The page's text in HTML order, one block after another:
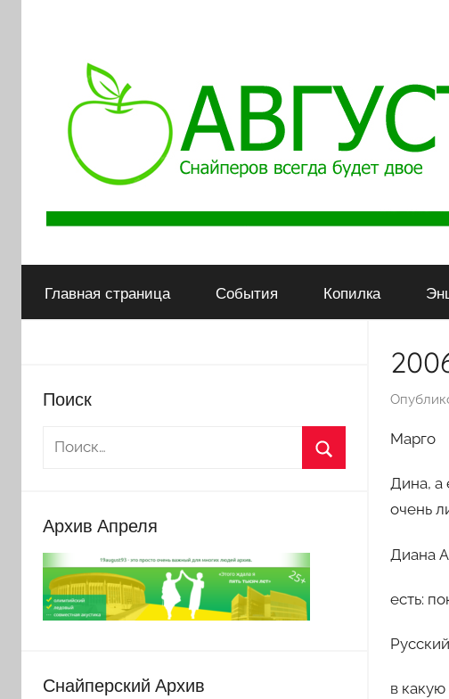
АВГУСТ
всегда
будет
Главная страница События Копилка
Марго
Дина, а
очень
Диана
есть:
в
Поиск
Архив Апреля
Снайперский Архив